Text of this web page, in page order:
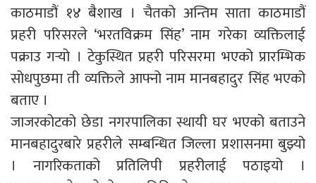
काठमाडौं १४ बैशाख । चैतको अन्तिम साता काठमाडौं
प्रहरी परिसरले ‘भरतविक्रम सिंह’ नाम गरेका व्यक्तिलाई
पक्राउ गर्‍यो । टेकुस्थित प्रहरी परिसरमा भएको प्रारम्भिक
सोधपुछमा ती व्यक्तिले आफ्नो नाम मानबहादुर सिंह भएको
बताए ।
जाजरकोटको छेडा नगरपालिका स्थायी घर भएको बताउने
मानबहादुरबारे प्रहरीले सम्बन्धित जिल्ला प्रशासनमा बुझ्यो
। नागरिकताको प्रतिलिपी प्रहरीलाई पठाइयो ।